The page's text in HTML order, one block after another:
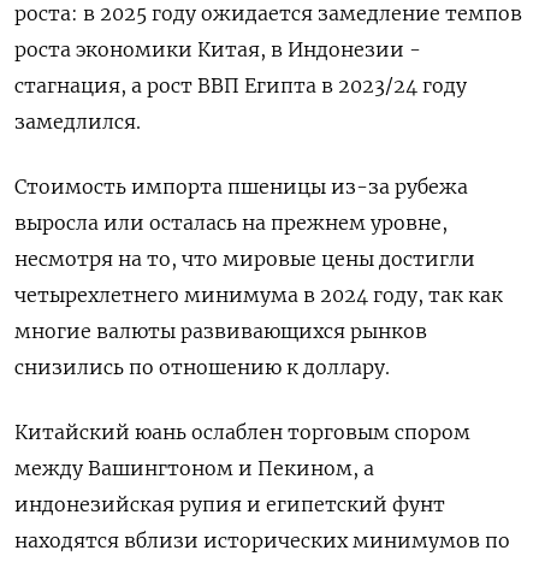
роста: в 2025 году ожидается замедление темпов
роста экономики Китая, в Индонезии -
стагнация, а рост ВВП Египта в 2023/24 году
замедлился.
Стоимость импорта пшеницы из-за рубежа
выросла или осталась на прежнем уровне,
несмотря на то, что мировые цены достигли
четырехлетнего минимума в 2024 году, так как
многие валюты развивающихся рынков
снизились по отношению к доллару.
Китайский юань ослаблен торговым спором
между Вашингтоном и Пекином, а
индонезийская рупия и египетский фунт
находятся вблизи исторических минимумов по